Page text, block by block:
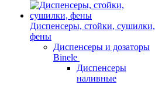
Диспенсеры, стойки, сушилки,
фены
Диспенсеры и дозаторы
Binele
Диспенсеры
наливные